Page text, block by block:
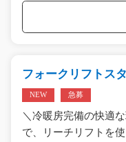
フォークリフトス
NEW 急募
＼冷暖房完備の快適
で、リーチリフトを